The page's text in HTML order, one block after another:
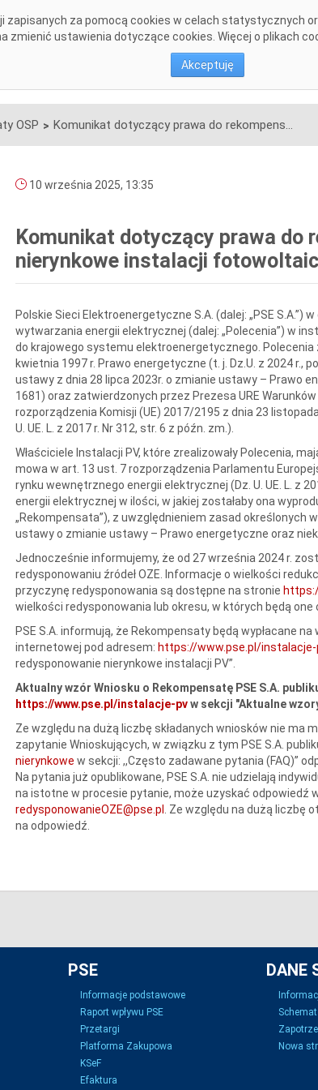
zapisanych za pomocą cookies w celach statystycznych
zmienić ustawienia dotyczące cookies. Więcej o plikach
Akceptuję
DANE SYSTEMOWE KONSULTACJE
OSP > Komunikat dotyczący prawa do rekompensaty za redysponowanie nierynkowe instalacji fotowoltaicznych w dniach 5 i 8 września 2025
10 września 2025, 13:35
Komunikat dotyczący prawa do
nierynkowe instalacji
Polskie Sieci Elektroenergetyczne S.A. (dalej: „PSE S.A.”)
wytwarzania energii elektrycznej (dalej: „Polecenia”) w
do krajowego systemu elektroenergetycznego.
kwietnia 1997 r. Prawo energetyczne (t. j. Dz.U. z 2024 r.,
ustawy z dnia 28 lipca 2023r. o zmianie ustawy – Prawo
1681) oraz zatwierdzonych przez Prezesa URE
rozporządzenia Komisji (UE) 2017/2195 z dnia 23
U. UE. L. z 2017 r. Nr 312, str. 6 z późn. zm.).
Właściciele Instalacji PV, które zrealizowały Polecenia,
mowa w art. 13 ust. 7 rozporządzenia Parlamentu
rynku wewnętrznego energii elektrycznej (Dz. U. UE. L. z
energii elektrycznej w ilości, w jakiej zostałaby ona
„Rekompensata”), z uwzględnieniem zasad określonych
ustawy o zmianie ustawy – Prawo energetyczne oraz
Jednocześnie informujemy, że od 27 września 2024 r.
redysponowaniu źródeł OZE. Informacje o wielkości
przyczynę redysponowania są dostępne na stronie
wielkości redysponowania lub okresu, w których będą
PSE S.A. informują, że Rekompensaty będą wypłacane
internetowej pod adresem: https://www.pse.pl/instalacje-
redysponowanie nierynkowe instalacji PV”.
Aktualny wzór Wniosku o Rekompensatę PSE S.A.
https://www.pse.pl/instalacje-pvw sekcji "Aktualne
Ze względu na dużą liczbę składanych wniosków nie ma
zapytanie Wnioskujących, w związku z tym PSE S.A.
nierynkowe w sekcji: ,,Często zadawane pytania (FAQ)”
Na pytania już opublikowane, PSE S.A. nie udzielają
na istotne w procesie pytanie, może uzyskać odpowiedź
redysponowanieOZE@pse.pl
. Ze względu na dużą liczbę
na odpowiedź.
PSE
Informacje podstawowe
Raport wpływu PSE
Przetargi
Platforma Zakupowa
KSeF
Efaktura
DANE
Nowa